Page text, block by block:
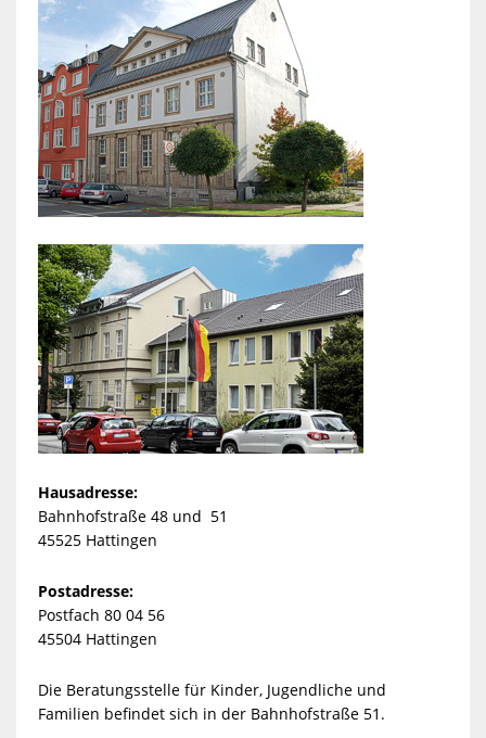
Hausadresse:
Bahnhofstraße 48 und 51
45525 Hattingen
Postadresse:
Postfach 80 04 56
45504 Hattingen
Die Beratungsstelle für Kinder, Jugendliche und
Familien befindet sich in der Bahnhofstraße 51.